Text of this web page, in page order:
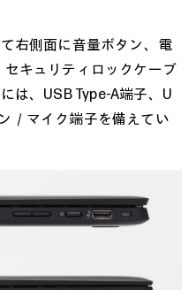
右側面に音量ボタン、電
セキュリティロックケーブ
は、USB Type-A端子、U
／マイク端子を備えてい